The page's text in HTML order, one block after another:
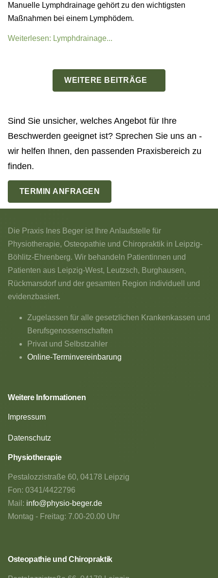
Manuelle Lymphdrainage gehört zu den wichtigsten
Maßnahmen bei einem Lymphödem.
Weiterlesen: Lymphdrainage...
WEITERE BEITRÄGE
Sind Sie unsicher, welches Angebot für Ihre
Beschwerden geeignet ist? Sprechen Sie uns an -
wir helfen Ihnen, den passenden Praxisbereich zu
finden.
TERMIN ANFRAGEN
Die Praxis Ines Beger ist Ihre Anlaufstelle für
Physiotherapie, Osteopathie und Chiropraktik in Leipzig-
Böhlitz-Ehrenberg. Wir behandeln Patientinnen und
Patienten aus Leipzig-West, Leutzsch, Burghausen,
Rückmarsdorf und der gesamten Region individuell und
evidenzbasiert.
Zugelassen für alle gesetzlichen Krankenkassen und
Berufsgenossenschaften
Privat und Selbstzahler
Online-Terminvereinbarung
Weitere Informationen
Impressum
Datenschutz
Physiotherapie
Pestalozzistraße 60, 04178 Leipzig
Fon: 0341/4422796
Mail: info@physio-beger.de
Montag - Freitag: 7.00-20.00 Uhr
Osteopathie und Chiropraktik